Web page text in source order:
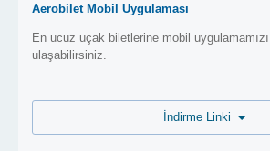
Aerobilet Mobil Uygulaması
En ucuz uçak biletlerine mobil
ulaşabilirsiniz.